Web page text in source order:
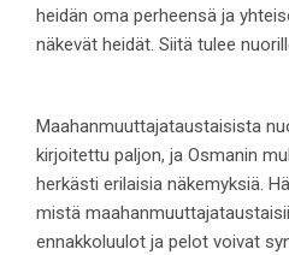
heidän oma perheensä ja
näkevät heidät. Siitä tulee
Maahanmuuttajataustaisista
kirjoitettu paljon, ja Osmanin
herkästi erilaisia näkemyksiä.
mistä
ennakkoluulot ja pelot voivat